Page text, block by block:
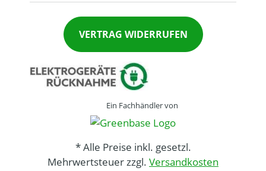
VERTRAG WIDERRUFEN
Ein Fachhändler von
* Alle Preise inkl. gesetzl.
Mehrwertsteuer zzgl. Versandkosten